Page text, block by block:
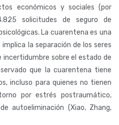
económicos y sociales (por
solicitudes de seguro de
La cuarentena es una
la separación de los seres
sobre el estado de
que la cuarentena tiene
incluso para quienes no tienen
por estrés postraumático,
autoeliminación (Xiao, Zhang,